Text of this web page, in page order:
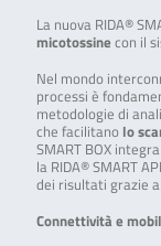
La nuova RIDA®
micotossine con il
Nel mondo
processi è
metodologie di
che facilitano lo
SMART BOX
la RIDA® SMART
dei risultati grazie
Connettività e